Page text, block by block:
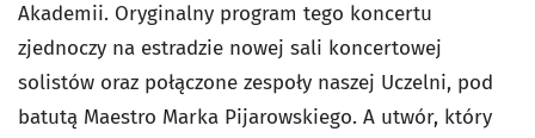
Akademii. Oryginalny program tego koncertu
zjednoczy na estradzie nowej sali koncertowej
solistów oraz połączone zespoły naszej Uczelni, pod
batutą Maestro Marka Pijarowskiego. A utwór, który